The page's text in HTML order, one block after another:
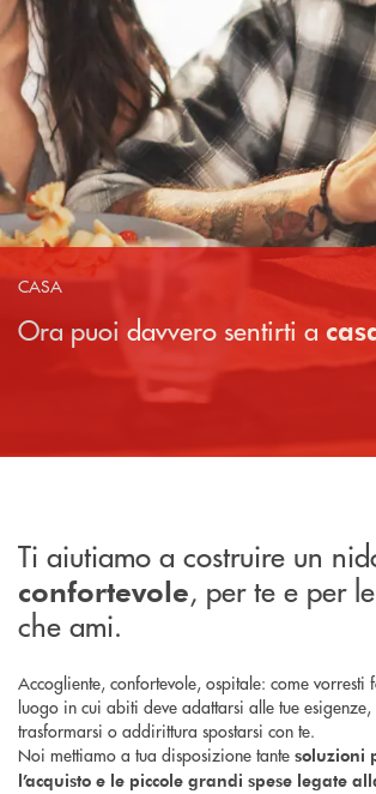
CASA
Ora puoi davvero sentirti a
Ti aiutiamo a costruire un
confortevole, per te e per
che ami.
Accogliente, confortevole, ospitale: come vorresti
luogo in cui abiti deve adattarsi alle tue esigenze,
trasformarsi o addirittura spostarsi con te.
Noi mettiamo a tua disposizione tante soluzioni
l’acquisto e le piccole grandi spese legate